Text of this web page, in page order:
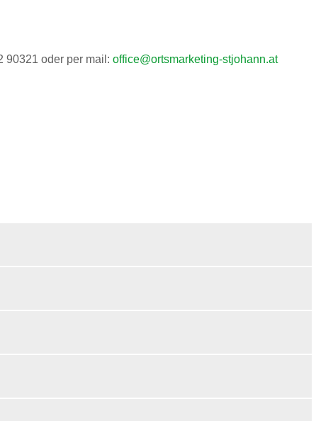
90321 oder per mail: office@ortsmarketing-stjohann.at